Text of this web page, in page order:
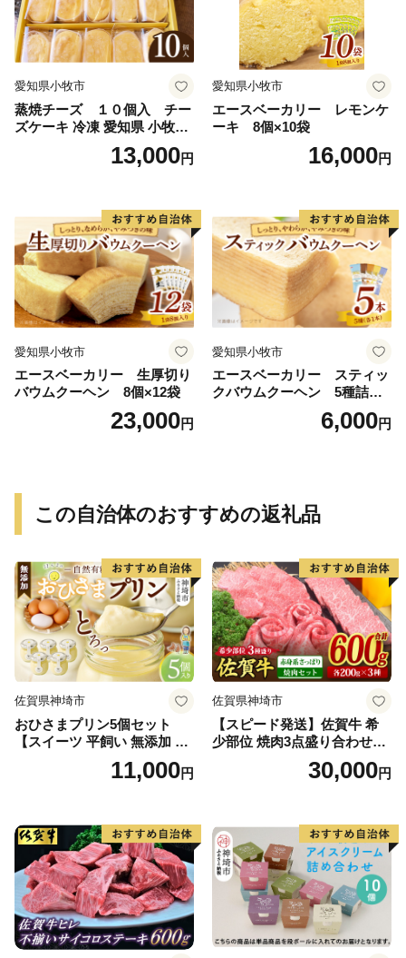
愛知県小牧市
蒸焼チーズ １０個入 チー
ズケーキ 冷凍 愛知県 小牧市
アンプチベアやぐま13,000円
愛知県小牧市
エースベーカリー レモンケ
ーキ 8個×10袋
16,000円
愛知県小牧市
エースベーカリー 生厚切り
バウムクーヘン 8個×12袋
23,000円
愛知県小牧市
エースベーカリー スティッ
クバウムクーヘン 5種詰合
せ バウムクーヘン バーム
クーヘン おやつ おかし スイ
6,000円
この自治体のおすすめの返礼品
佐賀県神埼市
おひさまプリン5個セット
【スイーツ 平飼い 無添加 有
精卵 ミルン牧場 牛乳 プリン
県 プリンマップ】(H073108)
11,000円
佐賀県神埼市
【スピード発送】佐賀牛 希
少部位 焼肉3点盛り合わせ
【赤身系さっぱり】600g（2
00g×3種）A5 A4【希少 国産
30,000円